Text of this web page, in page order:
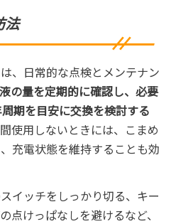
法
、日常的な点検とメンテナン
の量を定期的に確認し、必要
期を目安に交換を検討する
使用しないときには、こまめ
充電状態を維持することも効
イッチをしっかり切る、キー
点けっぱなしを避けるなど、